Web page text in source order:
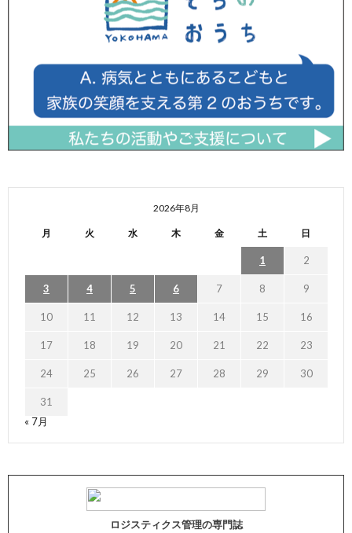
2026年8月
月 火 水 木 金 土 日
1 2
3 4 5 6 7 8 9
10 11 12 13 14 15 16
17 18 19 20 21 22 23
24 25 26 27 28 29 30
31
« 7月
ロジスティクス管理の専門誌